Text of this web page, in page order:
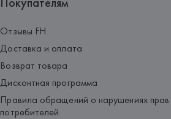
Отзывы FH
Доставка и оплата
Возврат товара
Дисконтная программа
Правила обращений о нарушениях прав
потребителей